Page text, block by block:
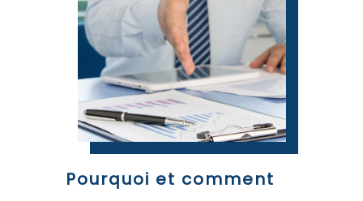
Pourquoi et comment